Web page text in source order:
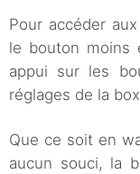
Pour accéder
le bouton moins
appui sur les
réglages de la
Que ce soit en
aucun souci, la